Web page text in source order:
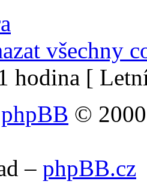
všechny
hodina [
phpBB ©
– phpBB.cz